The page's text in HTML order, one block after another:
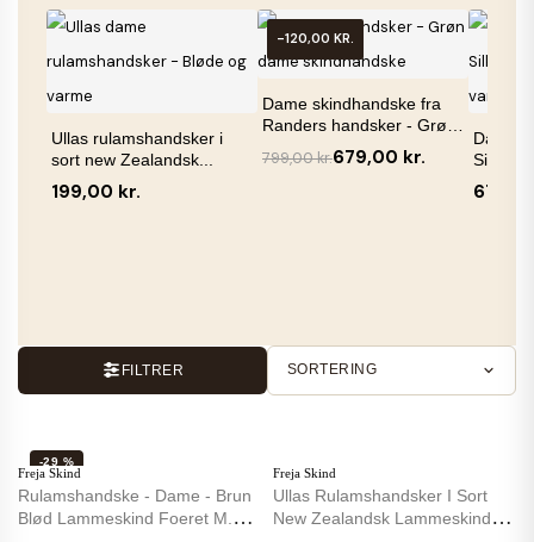
Ullas rulamshandsker i
sort new Zealandsk...
199,00 kr.
-120,00 KR.
Dame skindhandske fra
Randers handsker - Grøn
799,00 kr.679,00 kr.
Dame
FILTRER SORTERING
Freja Skind
Rulamshandske - Dame - Brun
Blød Lammeskind Foeret M.
-29 %
Freja Skind
Ullas Rulamshandsker I Sort
New Zealandsk Lammeskind -